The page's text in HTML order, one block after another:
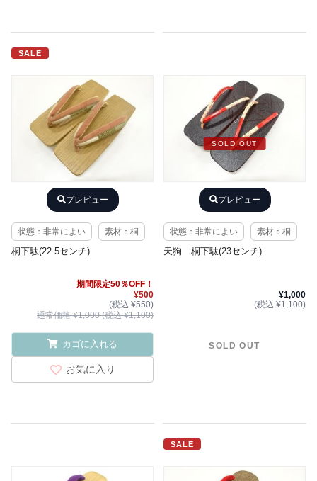
SALE
プレビュー
状態：非常によい 素材：桐
桐下駄(22.5センチ)
期間限定50％OFF！
¥500
(税込 ¥550)
通常価格 ¥1,000 (税込 ¥1,100)
カゴに入れる
お気に入り
SOLD OUT
プレビュー
状態：非常によい 素材：桐
天狗 桐下駄(23センチ)
¥1,000
(税込 ¥1,100)
SOLD OUT
SALE